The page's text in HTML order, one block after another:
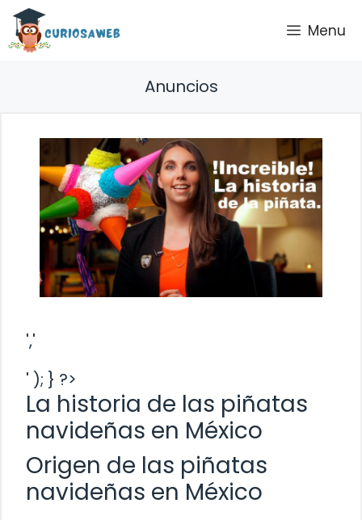
Saltar
contenido
Menu
Anuncios
','
' ); } ?>
La historia de las piñatas
navideñas en México
Origen de las piñatas
navideñas en México